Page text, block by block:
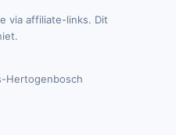
via affiliate-links. Dit
Hertogenbosch